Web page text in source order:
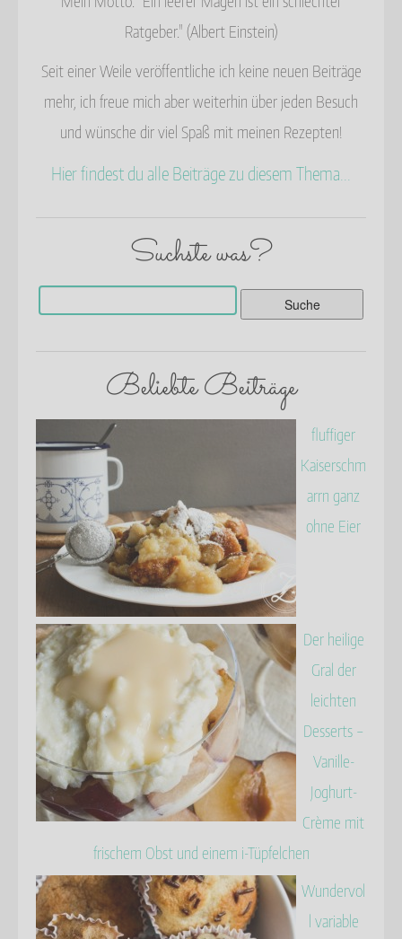
Ratgeber." (Albert Einstein)
Seit einer Weile veröffentliche ich keine neuen Beiträge
mehr, ich freue mich aber weiterhin über jeden Besuch
und wünsche dir viel Spaß mit meinen Rezepten!
Hier findest du alle Beiträge zu diesem Thema...
Suchste was?
Beliebte Beiträge
fluffiger
Kaiserschm
arrn ganz
ohne Eier
Der heilige
Gral der
leichten
Desserts –
Vanille-
Joghurt-
Crème mit
frischem Obst und einem i-Tüpfelchen
Wundervol
l variable